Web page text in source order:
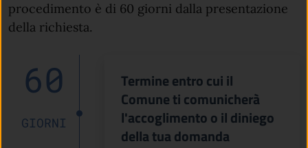
procedimento è di 60 giorni dalla presentazione
della richiesta.
60
GIORNI
Termine entro cui il
Comune ti comunicherà
l'accoglimento o il diniego
della tua domanda